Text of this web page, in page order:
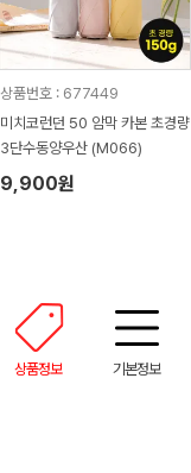
상품번호 : 677449
미치코런던 50 암막 카본 초경량
3단수동양우산 (M066)
9,900원
상품정보 기본정보